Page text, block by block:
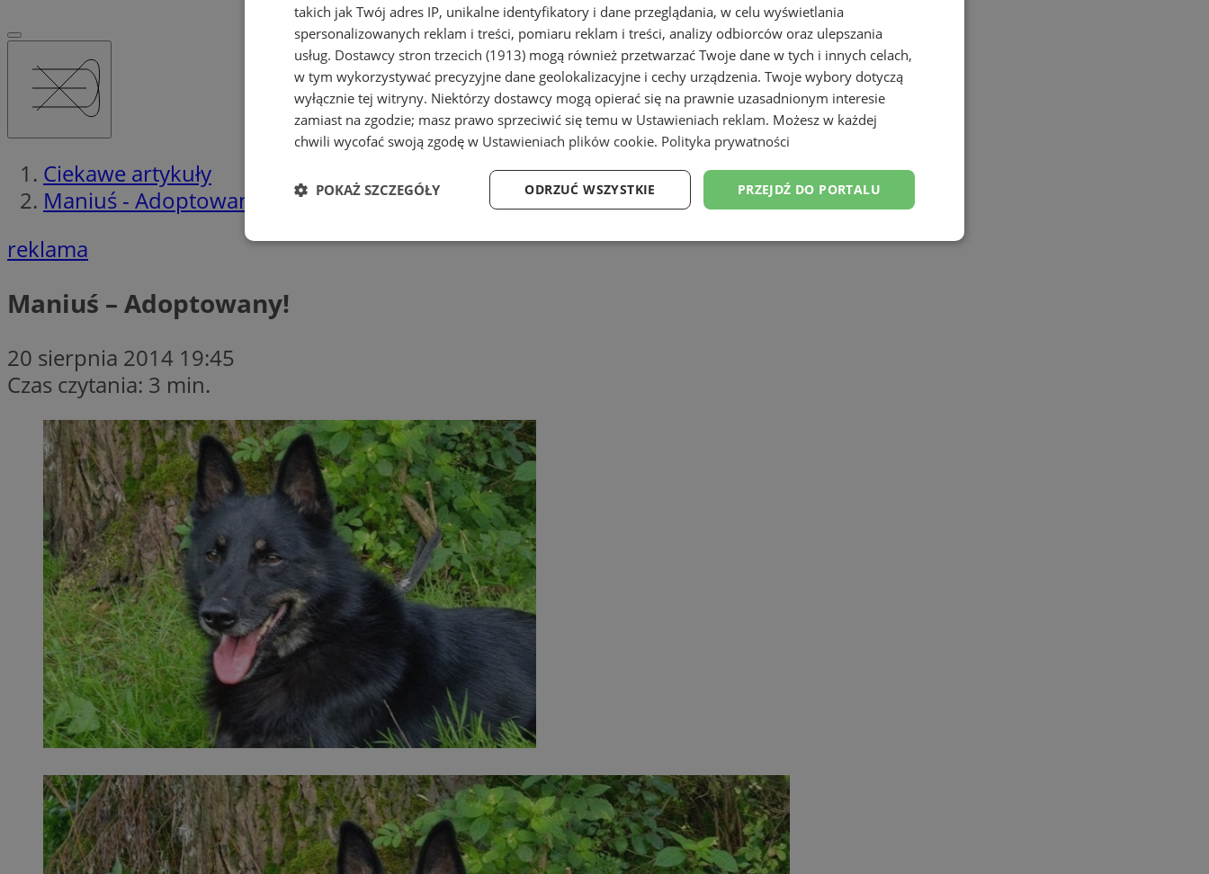
Ciekawe artykuły
Maniuś - Adoptowany!
reklama
Maniuś – Adoptowany!
20 sierpnia 2014 19:45
Czas czytania: 3 min.
takich jak Twój adres IP, unikalne identyfikatory i dane przeglądania, w celu wyświetlania
spersonalizowanych reklam i treści, pomiaru reklam i treści, analizy odbiorców oraz ulepszania
usług. Dostawcy stron trzecich (1913) mogą również przetwarzać Twoje dane w tych i innych celach,
w tym wykorzystywać precyzyjne dane geolokalizacyjne i cechy urządzenia. Twoje wybory dotyczą
wyłącznie tej witryny. Niektórzy dostawcy mogą opierać się na prawnie uzasadnionym interesie
zamiast na zgodzie; masz prawo sprzeciwić się temu w Ustawieniach reklam. Możesz w każdej
chwili wycofać swoją zgodę w Ustawieniach plików cookie. Polityka prywatności
PRZEJDŹ DO PORTALU
ODRZUĆ WSZYSTKIE
POKAŻ SZCZEGÓŁY
Niezbędne Wydajność Targetowanie Funkcjonalność Niesklasyfikowane
zarządzanie kontem. Bez niezbędnych plików cookie nie można prawidłowo korzystać ze strony internetowej.
Nazwa
Provider/
Domena
SessID rudaslaska.com.pl
QeSessID
rudaslaska.com.pl
MvSessID
rudaslaska.com.pl
msToken
.tiktok.com
__cf_bm
Cloudflare Inc.
.x.com
__cf_bm
Cloudflare Inc.
.twitter.com
.youtube.com
tygodnie
zgody użytkownika i wyboru prywatności dla ich
interakcji z witryną. Rejestruje dane dotyczące
zgody odwiedzającego na różne polityki i
ustawienia prywatności, zapewniając, że ich
preferencje zostaną uhonorowane w przyszłych
sesjach.
CookieScriptConsent
CookieScript
4 tygodnie 2 dni
Ten plik cookie jest używany przez usługę Cookie-
Polityce prywatności Google